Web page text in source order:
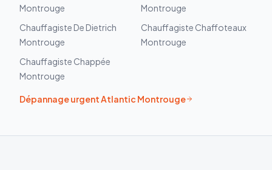
Montrouge
Montrouge
Chauffagiste De Dietrich
Montrouge
Chauffagiste Chaffoteaux
Montrouge
Chauffagiste Chappée
Montrouge
Dépannage urgentAtlantic Montrouge